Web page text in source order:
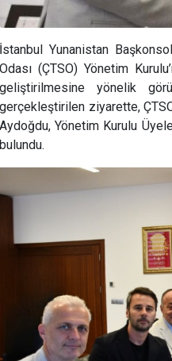
İstanbul Yunanistan
Odası (ÇTSO) Yönetim
geliştirilmesine yönelik
gerçekleştirilen ziyarette,
Aydoğdu, Yönetim Kurulu
bulundu.